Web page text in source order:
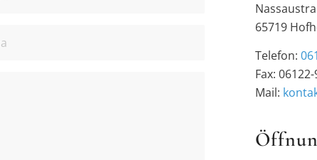
65719
Telefon:
Fax:
Mail: